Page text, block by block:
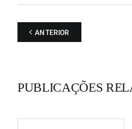
ANTERIOR
PUBLICAÇÕES